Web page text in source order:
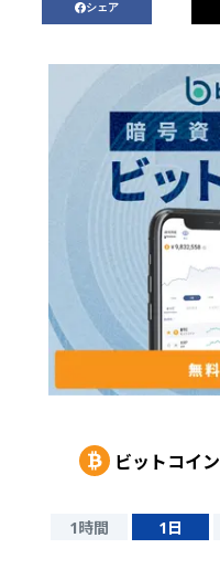
シェア
ビットコイン
1時間 1日